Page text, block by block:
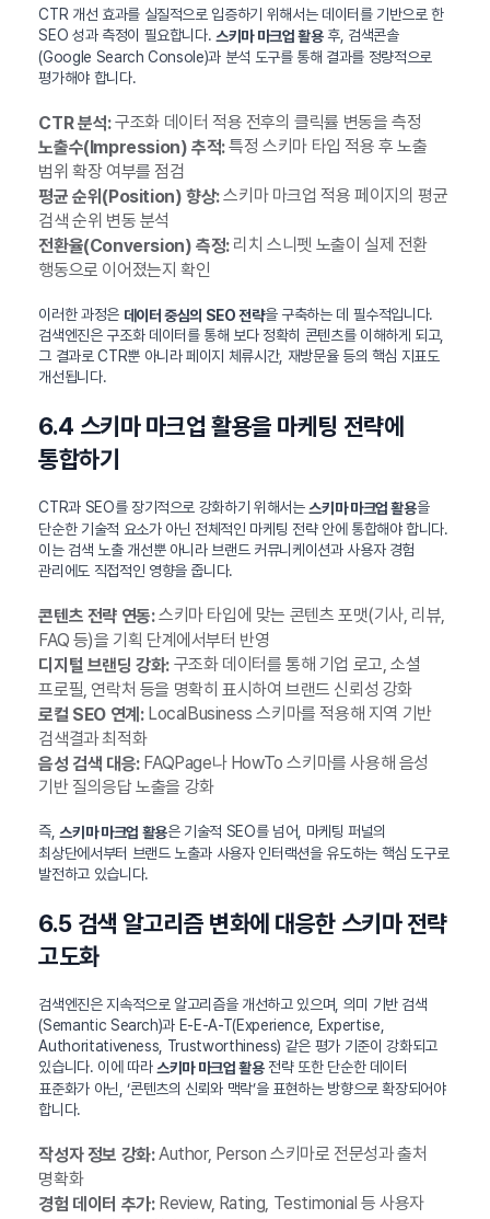
CTR 개선 효과를 실질적으로 입증하기 위해서는 데이터를 기반으로 한
SEO 성과 측정이 필요합니다. 스키마 마크업 활용후, 검색콘솔
(Google Search Console)과 분석 도구를 통해 결과를 정량적으로
평가해야 합니다.
CTR 분석:구조화 데이터 적용 전후의 클릭률 변동을 측정
노출수(Impression) 추적:특정 스키마 타입 적용 후 노출
범위 확장 여부를 점검
평균 순위(Position) 향상:스키마 마크업 적용 페이지의 평균
검색 순위 변동 분석
전환율(Conversion) 측정:리치 스니펫 노출이 실제 전환
행동으로 이어졌는지 확인
이러한 과정은 데이터 중심의 SEO 전략을 구축하는 데 필수적입니다.
검색엔진은 구조화 데이터를 통해 보다 정확히 콘텐츠를 이해하게 되고,
그 결과로 CTR뿐 아니라 페이지 체류시간, 재방문율 등의 핵심 지표도
개선됩니다.
6.4 스키마 마크업 활용을 마케팅 전략에
통합하기
CTR과 SEO를 장기적으로 강화하기 위해서는스키마 마크업 활용을
단순한 기술적 요소가 아닌 전체적인 마케팅 전략 안에 통합해야 합니다.
이는 검색 노출 개선뿐 아니라 브랜드 커뮤니케이션과 사용자 경험
관리에도 직접적인 영향을 줍니다.
콘텐츠 전략 연동:스키마 타입에 맞는 콘텐츠 포맷(기사, 리뷰,
FAQ 등)을 기획 단계에서부터 반영
디지털 브랜딩 강화:구조화 데이터를 통해 기업 로고, 소셜
프로필, 연락처 등을 명확히 표시하여 브랜드 신뢰성 강화
로컬 SEO 연계:LocalBusiness 스키마를 적용해 지역 기반
검색결과 최적화
음성 검색 대응:FAQPage나 HowTo 스키마를 사용해 음성
기반 질의응답 노출을 강화
즉,스키마 마크업 활용은 기술적 SEO를 넘어, 마케팅 퍼널의
최상단에서부터 브랜드 노출과 사용자 인터랙션을 유도하는 핵심 도구로
발전하고 있습니다.
6.5 검색 알고리즘 변화에 대응한 스키마 전략
고도화
검색엔진은 지속적으로 알고리즘을 개선하고 있으며, 의미 기반 검색
(Semantic Search)과 E-E-A-T(Experience, Expertise,
Authoritativeness, Trustworthiness) 같은 평가 기준이 강화되고
있습니다. 이에 따라스키마 마크업 활용전략 또한 단순한 데이터
표준화가 아닌, ‘콘텐츠의 신뢰와 맥락’을 표현하는 방향으로 확장되어야
합니다.
작성자 정보 강화:Author, Person 스키마로 전문성과 출처
명확화
경험 데이터 추가:Review, Rating, Testimonial 등 사용자